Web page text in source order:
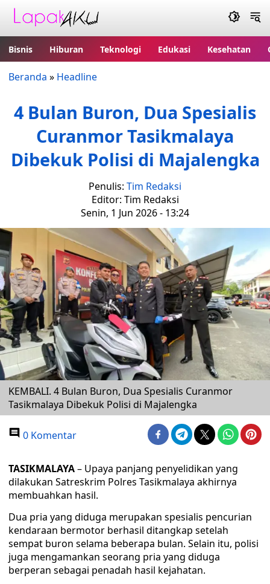
Bisnis Hiburan Teknologi Edukasi Kesehatan
Beranda » Headline
4 Bulan Buron, Dua Spesialis
Curanmor Tasikmalaya
Dibekuk Polisi di Majalengka
Penulis: Tim Redaksi
Editor: Tim Redaksi
Senin, 1 Jun 2026 - 13:24
KEMBALI. 4 Bulan Buron, Dua Spesialis Curanmor
Tasikmalaya Dibekuk Polisi di Majalengka
0 Komentar
TASIKMALAYA– Upaya panjang penyelidikan yang
dilakukan Satreskrim Polres Tasikmalaya akhirnya
membuahkan hasil.
Dua pria yang diduga merupakan spesialis pencurian
kendaraan bermotor berhasil ditangkap setelah
sempat buron selama beberapa bulan. Selain itu, polisi
juga mengamankan seorang pria yang diduga
berperan sebagai penadah hasil kejahatan.